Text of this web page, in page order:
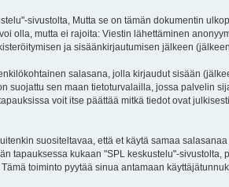
sivustolta, Mutta se on tämän dokumentin
olla, mutta ei rajoita: Viestin lähettäminen
ja sisäänkirjautumisen jälkeen
salasana, jolla kirjaudut sisään
suojattu sen maan tietoturvalailla, jossa palvelin
voit itse päättää mitkä tiedot ovat
suositeltavaa, että et käytä samaa
tapauksessa kukaan "SPL keskustelu"-
toiminto pyytää sinua antamaan